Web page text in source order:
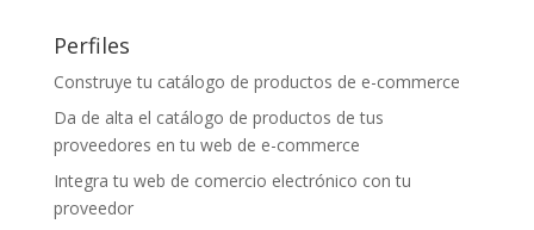
Perfiles
Construye tu catálogo de productos de e-commerce
Da de alta el catálogo de productos de tus
proveedores en tu web de e-commerce
Integra tu web de comercio electrónico con tu
proveedor